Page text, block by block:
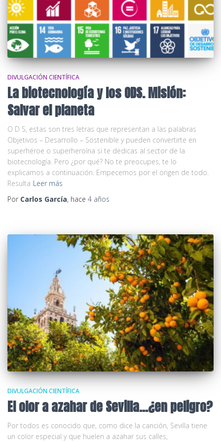
DIVULGACIÓN CIENTÍFICA
La biotecnología y los ODS. Misión:
Salvar el planeta
O D S, estas son tres letras que representan a las palabras
Objetivos – Desarrollo – Sostenible y pueden convertirte en
superhéroe o superheroína si te dedicas al sector de la
biotecnología. Pero ¿por qué? No te preocupes, te lo
explicamos a continuación. Empecemos por el origen de todo.
Resulta Leer más
Por Carlos García, hace 4 años
DIVULGACIÓN CIENTÍFICA
El olor a azahar de Sevilla…¿en peligro?
Por todos es conocido que, como dice la canción, Sevilla tiene
un color especial y que huelen a azahar sus calles,